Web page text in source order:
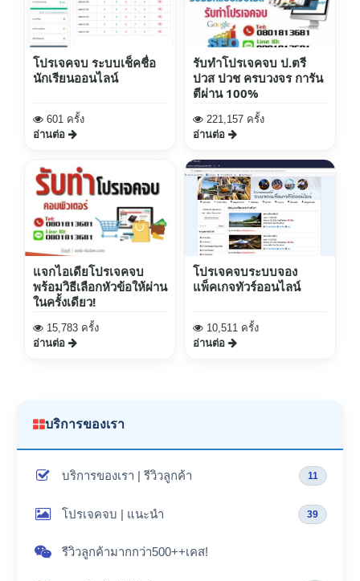
บริการของเรา
บริการของเรา | รีวิวลูกค้า 11
โปรเจคจบ | แนะนำ 39
รีวิวลูกค้ามากกว่า500++เคส!
โปรเจคจบ ระบบเช็คชื่อ
นักเรียนออนไลน์
601 ครั้ง
อ่านต่อ
รับทำโปรเจคจบ ป.ตรี
ปวส ปวช ครบวงจร การัน
ตีผ่าน 100%
221,157 ครั้ง
อ่านต่อ
แจกไอเดียโปรเจคจบ
พร้อมวิธีเลือกหัวข้อให้ผ่าน
ในครั้งเดียว!
15,783 ครั้ง
อ่านต่อ
โปรเจคจบระบบจอง
แพ็คเกจทัวร์ออนไลน์
10,511 ครั้ง
อ่านต่อ